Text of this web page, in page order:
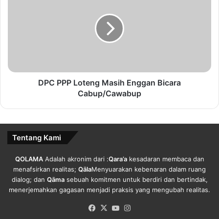
DPC PPP Loteng Masih Enggan Bicara
Cabup/Cawabup
Tentang Kami
QOLAMAAdalah akronim dari :Qara’akesadaran membaca dan
menafsirkan realitas; QālaMenyuarakan kebenaran dalam ruang
dialog; dan Qāmasebuah komitmen untuk berdiri dan bertindak,
menerjemahkan gagasan menjadi praksis yang mengubah realitas.
Facebook
X YouTube